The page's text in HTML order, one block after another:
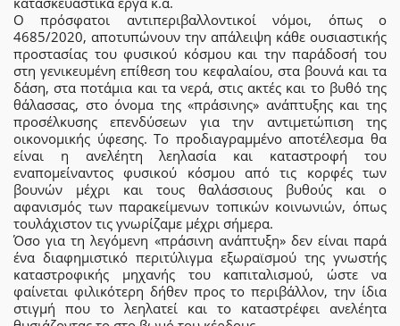
Ο πρόσφατοι αντιπεριβαλλοντικοί νόμοι, όπως ο
4685/2020, αποτυπώνουν την απάλειψη κάθε ουσιαστικής
προστασίας του φυσικού κόσμου και την παράδοσή του
στη γενικευμένη επίθεση του κεφαλαίου, στα βουνά και τα
δάση, στα ποτάμια και τα νερά, στις ακτές και το βυθό της
θάλασσας, στο όνομα της «πράσινης» ανάπτυξης και της
προσέλκυσης επενδύσεων για την αντιμετώπιση της
οικονομικής ύφεσης. Το προδιαγραμμένο αποτέλεσμα θα
είναι η ανελέητη λεηλασία και καταστροφή του
εναπομείναντος φυσικού κόσμου από τις κορφές των
βουνών μέχρι και τους θαλάσσιους βυθούς και ο
αφανισμός των παρακείμενων τοπικών κοινωνιών, όπως
τουλάχιστον τις γνωρίζαμε μέχρι σήμερα.
Όσο για τη λεγόμενη «πράσινη ανάπτυξη» δεν είναι παρά
ένα διαφημιστικό περιτύλιγμα εξωραϊσμού της γνωστής
καταστροφικής μηχανής του καπιταλισμού, ώστε να
φαίνεται φιλικότερη δήθεν προς το περιβάλλον, την ίδια
στιγμή που το λεηλατεί και το καταστρέφει ανελέητα